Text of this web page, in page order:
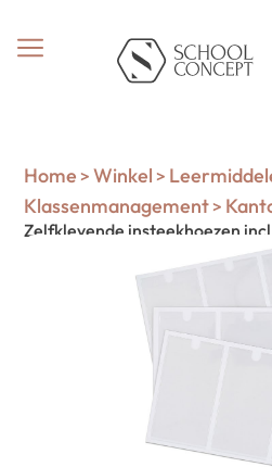
Home > Winkel >
Klassenmanagement>
Zelfklevende insteekhoezen